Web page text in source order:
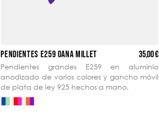
PENDIENTES E259 OANA MILLET 35,00 €
Pendientes grandes E259 en aluminio
anodizado de varios colores y gancho móvil
de plata de ley 925 hechos a mano.